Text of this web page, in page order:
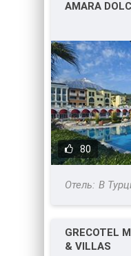
AMARA
80
В
GRECOTEL
& VILLAS